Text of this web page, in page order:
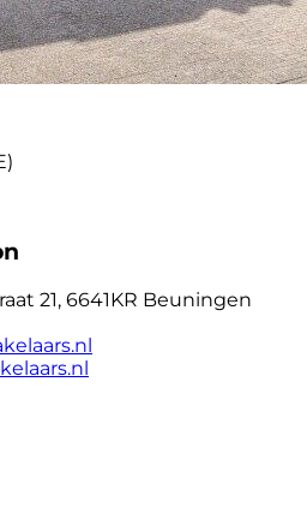
21, 6641KR Beuningen